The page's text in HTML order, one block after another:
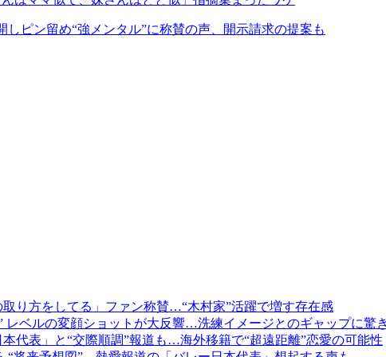
しピン留め“強メンタル”に称賛の声、開示請求の提案も
り方をしてる」ファン称賛…“木村家”活躍で増す存在感
レベルの変顔ショットが大反響…洗練イメージとのギャップに驚
代表」と“交際順調”報道も…海外移籍で“超遠距離”恋愛の可能性